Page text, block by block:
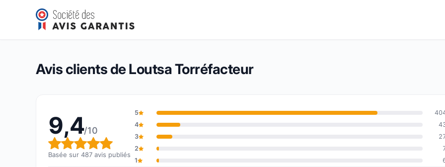
Loutsa Torréfacteur
Note globale : 9,4 sur 10
9,4/10(487 avis)
Avis clients de Loutsa Torréfacteur
9,4/10
Note globale : 9,4 sur 10
Basée sur 487 avis publiés
5
4
3
2
1